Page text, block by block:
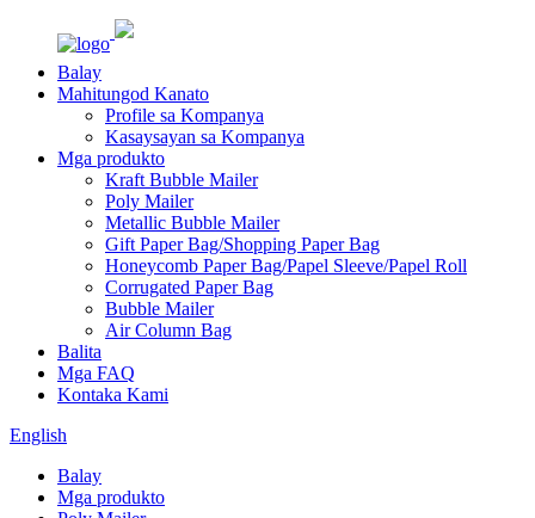
Balay
Mahitungod Kanato
Profile sa Kompanya
Kasaysayan sa Kompanya
Mga produkto
Kraft Bubble Mailer
Poly Mailer
Metallic Bubble Mailer
Gift Paper Bag/Shopping Paper Bag
Honeycomb Paper Bag/Papel Sleeve/Papel Roll
Corrugated Paper Bag
Bubble Mailer
Air Column Bag
Balita
Mga FAQ
Kontaka Kami
English
Balay
Mga produkto